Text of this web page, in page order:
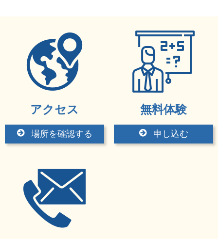
アクセス
場所を確認する
無料体験
申し込む